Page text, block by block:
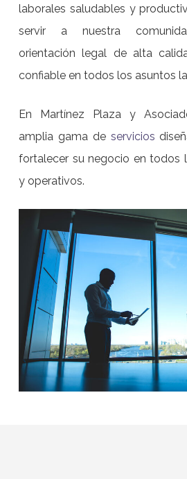
laborales saludables y
servir a nuestra
orientación legal de alta
confiable en todos los asuntos
En Martínez Plaza y
amplia gama de servicios
fortalecer su negocio en todos
y operativos.